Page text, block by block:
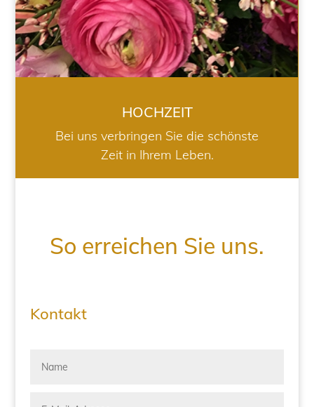
HOCHZEIT
Bei uns verbringen Sie die schönste
Zeit in Ihrem Leben.
So erreichen Sie uns.
Kontakt